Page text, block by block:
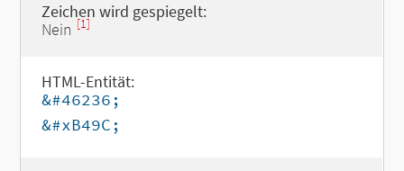
Zeichen wird gespiegelt:
Nein [1]
HTML-Entität:
&#46236;
&#xB49C;